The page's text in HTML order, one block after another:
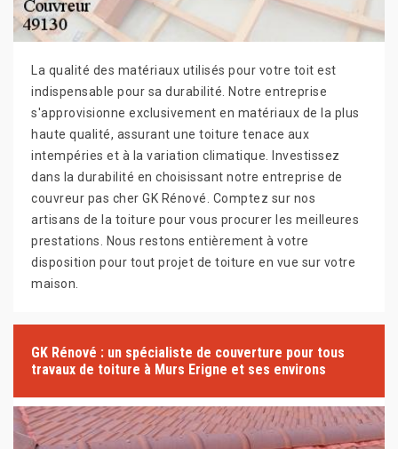
La qualité des matériaux utilisés pour votre toit est
indispensable pour sa durabilité. Notre entreprise
s'approvisionne exclusivement en matériaux de la plus
haute qualité, assurant une toiture tenace aux
intempéries et à la variation climatique. Investissez
dans la durabilité en choisissant notre entreprise de
couvreur pas cher GK Rénové. Comptez sur nos
artisans de la toiture pour vous procurer les meilleures
prestations. Nous restons entièrement à votre
disposition pour tout projet de toiture en vue sur votre
maison.
GK Rénové : un spécialiste de couverture pour tous
travaux de toiture à Murs Erigne et ses environs